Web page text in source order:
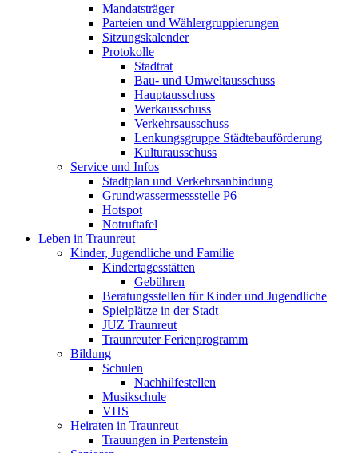
Mandatsträger
Parteien und Wählergruppierungen
Sitzungskalender
Protokolle
Stadtrat
Bau- und Umweltausschuss
Hauptausschuss
Werkausschuss
Verkehrsausschuss
Lenkungsgruppe Städtebauförderung
Kulturausschuss
Service und Infos
Stadtplan und Verkehrsanbindung
Grundwassermessstelle P6
Hotspot
Notruftafel
Leben in Traunreut
Kinder, Jugendliche und Familie
Kindertagesstätten
Gebühren
Beratungsstellen für Kinder und Jugendliche
Spielplätze in der Stadt
JUZ Traunreut
Traunreuter Ferienprogramm
Bildung
Schulen
Nachhilfestellen
Musikschule
VHS
Heiraten in Traunreut
Trauungen in Pertenstein